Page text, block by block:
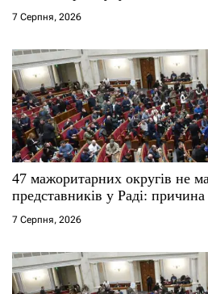
в
7 Серпня, 2026
47 мажоритарних округів не
представників у Раді: причина
7 Серпня, 2026